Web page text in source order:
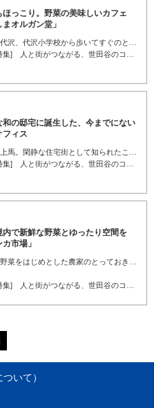
っこり。野菜の美味しいカフェ
まオルガン堂」
] 人と街がつながる、世田谷のコミュニティ
和の邸宅に誕生した、今までにない
フィス
] 人と街がつながる、世田谷のコミュニティ
内で新鮮な野菜とゆったり空間を
カ市場」
] 人と街がつながる、世田谷のコミュニティ
いて）